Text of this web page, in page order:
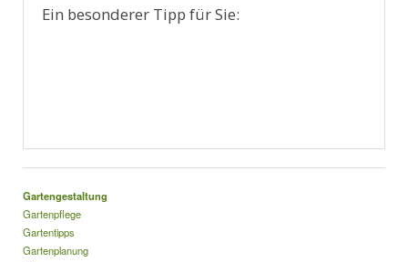
Ein besonderer Tipp für Sie:
Gartengestaltung
Gartenpflege
Gartentipps
Gartenplanung